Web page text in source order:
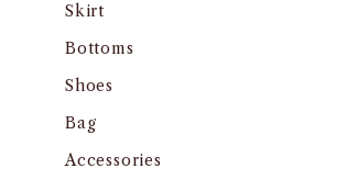
Skirt
Bottoms
Shoes
Bag
Accessories